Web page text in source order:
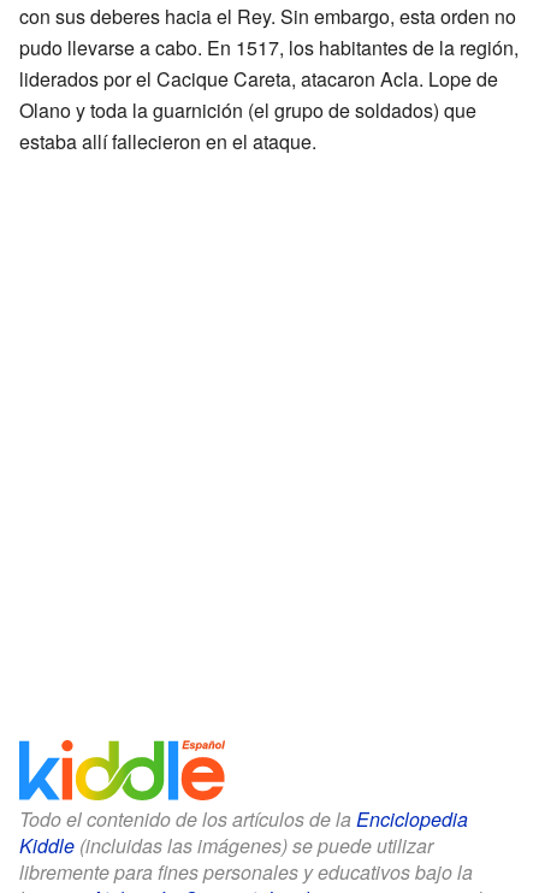
con sus deberes hacia el Rey. Sin embargo, esta orden no
pudo llevarse a cabo. En 1517, los habitantes de la región,
liderados por el Cacique Careta, atacaron Acla. Lope de
Olano y toda la guarnición (el grupo de soldados) que
estaba allí fallecieron en el ataque.
Todo el contenido de los artículos de la Enciclopedia
Kiddle (incluidas las imágenes) se puede utilizar
libremente para fines personales y educativos bajo la